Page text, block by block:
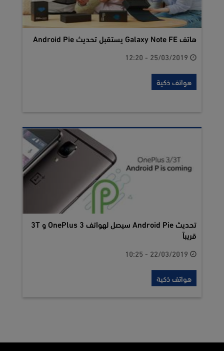
هاتف Galaxy Note FE يستقبل تحديث Android Pie
هواتف ذكية
تحديث Android Pie سيصل لهواتف OnePlus 3 و 3T
قريباً
هواتف ذكية